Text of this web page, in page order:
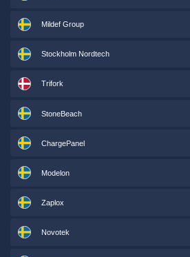
Mildef Group
Stockholm Nordtech
Trifork
StoneBeach
ChargePanel
Modelon
Zaplox
Novotek